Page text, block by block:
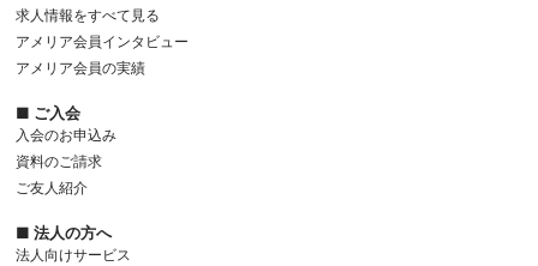
求人情報をすべて見る
アメリア会員インタビュー
アメリア会員の実績
■ ご入会
入会のお申込み
資料のご請求
ご友人紹介
■ 法人の方へ
法人向けサービス